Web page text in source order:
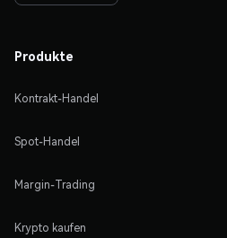
Produkte
Kontrakt-Handel
Spot-Handel
Margin-Trading
Krypto kaufen